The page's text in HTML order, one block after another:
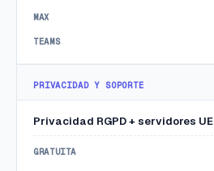
PRIVACIDAD Y SOPORTE
Privacidad RGPD + servidores UE